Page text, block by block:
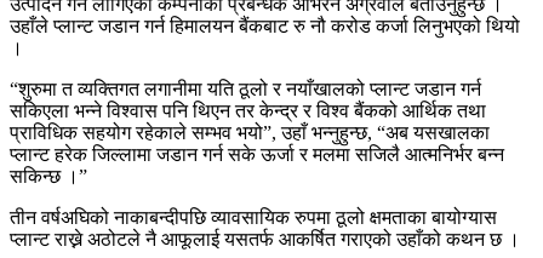
उत्पादन गर्न लागिएको कम्पनीका प्रबन्धक अभिरन अग्रवाल बताउनुहुन्छ ।
उहाँले प्लान्ट जडान गर्न हिमालयन बैंकबाट रु नौ करोड कर्जा लिनुभएको थियो
।
“शुरुमा त व्यक्तिगत लगानीमा यति ठूलो र नयाँखालको प्लान्ट जडान गर्न
सकिएला भन्ने विश्वास पनि थिएन तर केन्द्र र विश्व बैंकको आर्थिक तथा
प्राविधिक सहयोग रहेकाले सम्भव भयो”, उहाँ भन्नुहुन्छ, “अब यसखालका
प्लान्ट हरेक जिल्लामा जडान गर्न सके ऊर्जा र मलमा सजिलै आत्मनिर्भर बन्न
सकिन्छ ।”
तीन वर्षअघिको नाकाबन्दीपछि व्यावसायिक रुपमा ठूलो क्षमताका बायोग्यास
प्लान्ट राख्ने अठोटले नै आफूलाई यसतर्फ आकर्षित गराएको उहाँको कथन छ ।